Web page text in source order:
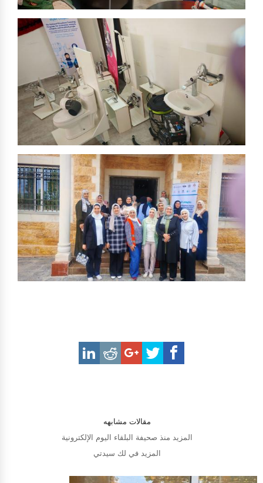
مقالات مشابهه
المزيد منذ صحيفة البلقاء اليوم الإلكترونية
المزيد في لك سيدتي